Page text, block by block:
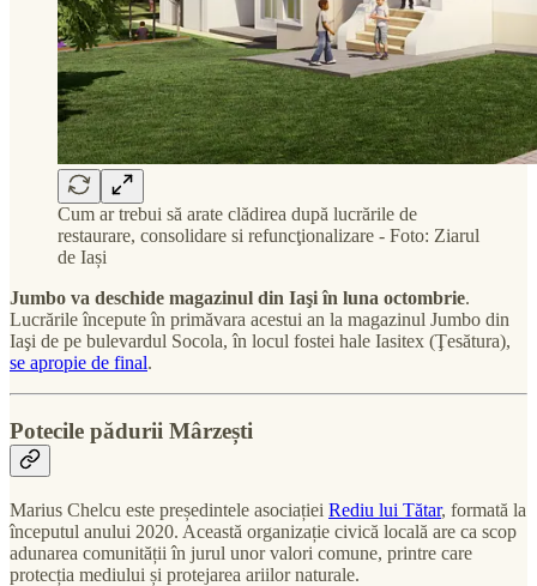
Cum ar trebui să arate clădirea după lucrările de
restaurare, consolidare si refuncţionalizare - Foto: Ziarul
de Iași
Jumbo va deschide magazinul din Iaşi în luna octombrie.
Lucrările începute în primăvara acestui an la magazinul Jumbo din
Iaşi de pe bulevardul Socola, în locul fostei hale Iasitex (Ţesătura),
se apropie de final.
Potecile pădurii Mârzești
Marius Chelcu este președintele asociației Rediu lui Tătar, formată la
începutul anului 2020. Această organizație civică locală are ca scop
adunarea comunității în jurul unor valori comune, printre care
protecția mediului și protejarea ariilor naturale.